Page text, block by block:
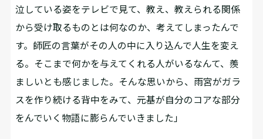
泣している姿をテレビで見て、教え、教えられる関係
から受け取るものとは何なのか、考えてしまったんで
す。師匠の言葉がその人の中に入り込んで人生を変え
る。そこまで何かを与えてくれる人がいるなんて、羨
ましいとも感じました。そんな思いから、雨宮がガラ
スを作り続ける背中をみて、元基が自分のコアな部分
をんでいく物語に膨らんでいきました」